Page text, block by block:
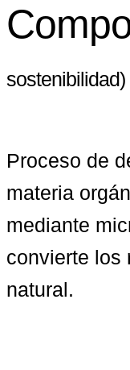
sostenibilidad)
Proceso de
materia
mediante
convierte los
natural.